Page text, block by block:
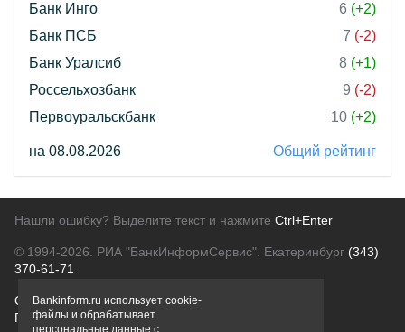
Банк Инго
6 (+2)
Банк ПСБ
7 (-2)
Банк Уралсиб
8 (+1)
Россельхозбанк
9 (-2)
Первоуральскбанк
10 (+2)
на 08.08.2026 Общий рейтинг
Нашли ошибку? Выделите текст и нажмите Ctrl+Enter
© 1994-2026. РИА "БанкИнформСервис". Екатеринбург (343)
370-61-71
О проектеПолитика конфиденциальности
Правовая информацияДля рекламодателей
Bankinform.ru использует cookie-
файлы и обрабатывает
персональные данные с